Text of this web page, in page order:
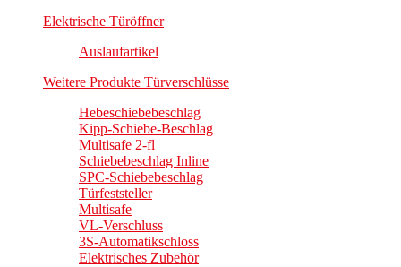
Elektrische Türöffner
Auslaufartikel
Weitere Produkte Türverschlüsse
Hebeschiebebeschlag
Kipp-Schiebe-Beschlag
Multisafe 2-fl
Schiebebeschlag Inline
SPC-Schiebebeschlag
Türfeststeller
Multisafe
VL-Verschluss
3S-Automatikschloss
Elektrisches Zubehör